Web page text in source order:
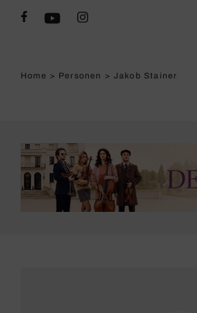
Home > Personen > Jakob Stainer